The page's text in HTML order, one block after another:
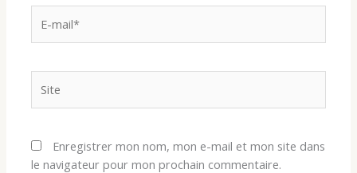
mail*
Enregistrer mon nom, mon e-mail et mon site dans
le navigateur pour mon prochain commentaire.